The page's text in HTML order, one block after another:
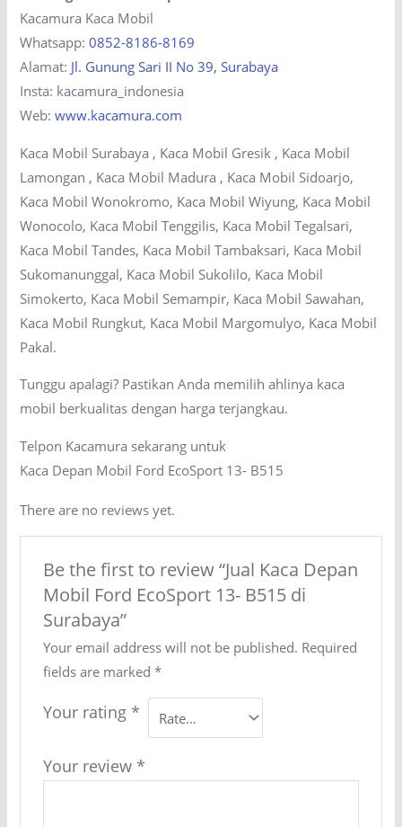
Kacamura Kaca Mobil
Whatsapp:0852-8186-8169
Alamat: Jl. Gunung Sari II No 39, Surabaya
Insta: kacamura_indonesia
Web:www.kacamura.com
Kaca Mobil Surabaya , Kaca Mobil Gresik , Kaca Mobil
Lamongan , Kaca Mobil Madura , Kaca Mobil Sidoarjo,
Kaca Mobil Wonokromo, Kaca Mobil Wiyung, Kaca Mobil
Wonocolo, Kaca Mobil Tenggilis, Kaca Mobil Tegalsari,
Kaca Mobil Tandes, Kaca Mobil Tambaksari, Kaca Mobil
Sukomanunggal, Kaca Mobil Sukolilo, Kaca Mobil
Simokerto, Kaca Mobil Semampir, Kaca Mobil Sawahan,
Kaca Mobil Rungkut, Kaca Mobil Margomulyo, Kaca Mobil
Pakal.
Tunggu apalagi? Pastikan Anda memilih ahlinya kaca
mobil berkualitas dengan harga terjangkau.
Telpon Kacamura sekarang untuk
Kaca Depan Mobil Ford EcoSport 13- B515
There are no reviews yet.
Be the first to review “Jual Kaca Depan
Mobil Ford EcoSport 13- B515 di
Surabaya”
Your email address will not be published. Required
fields are marked *
Your rating *
Your review *